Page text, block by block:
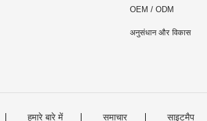
OEM / ODM
अनुसंधान और विकास
हमारे बारे में समाचार साइटमैप